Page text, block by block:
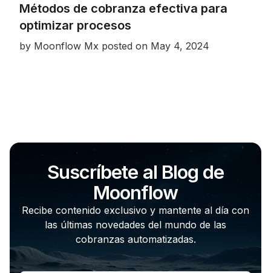
Métodos de cobranza efectiva para
optimizar procesos
by Moonflow Mx posted on May 4, 2024
Suscríbete al Blog de
Moonflow
Recibe contenido exclusivo y mantente al día con
las últimas novedades del mundo de las
cobranzas automatizadas.